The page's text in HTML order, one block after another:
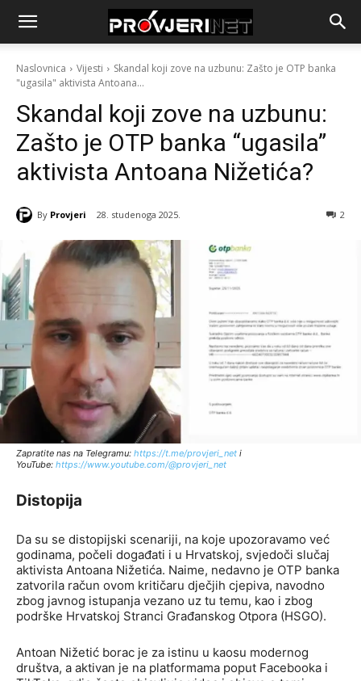
Naslovnica Vijesti
Skandal koji zove na uzbunu: Zašto je OTP banka
"ugasila" aktivista Antoana...
Skandal koji zove na uzbunu:
Zašto je OTP banka “ugasila”
aktivista Antoana Nižetića?
By Provjeri 28. studenoga 2025. 2
Zapratite nas na Telegramu: https://t.me/provjeri_net i
YouTube: https://www.youtube.com/@provjeri_net
Distopija
Da su se distopijski scenariji, na koje upozoravamo već
godinama, počeli događati i u Hrvatskoj, svjedoči slučaj
aktivista Antoana Nižetića. Naime, nedavno je OTP banka
zatvorila račun ovom kritičaru dječjih cjepiva, navodno
zbog javnog istupanja vezano uz tu temu, kao i zbog
podrške Hrvatskoj Stranci Građanskog Otpora (HSGO).
Antoan Nižetić borac je za istinu u kaosu modernog
društva, a aktivan je na platformama poput Facebooka i